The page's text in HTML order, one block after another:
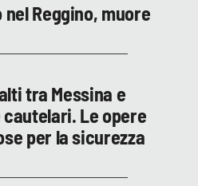
Reggino, muore
tra Messina e
Le opere
per la sicurezza